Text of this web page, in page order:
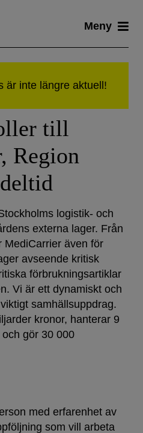
Meny
till
Region
logistik- och
externa lager. Från
MediCarrier även för
avseende kritisk
förbrukningsartiklar
Vi är ett dynamiskt och
samhällsuppdrag.
kronor, hanterar 9
gör 30 000
med erfarenhet av
som vill arbeta